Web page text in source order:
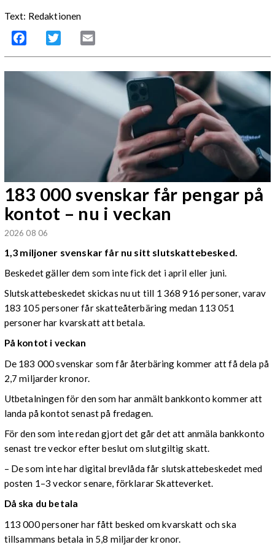
Text: Redaktionen
Facebook Twitter
183 000 svenskar får pengar på
kontot – nu i veckan
2026 08 06
1,3 miljoner svenskar får nu sitt slutskattebesked.
Beskedet gäller dem som inte fick det i april eller juni.
Slutskattebeskedet skickas nu ut till 1 368 916 personer, varav
183 105 personer får skatteåterbäring medan 113 051
personer har kvarskatt att betala.
På kontot i veckan
De 183 000 svenskar som får återbäring kommer att få dela på
2,7 miljarder kronor.
Utbetalningen för den som har anmält bankkonto kommer att
landa på kontot senast på fredagen.
För den som inte redan gjort det går det att anmäla bankkonto
senast tre veckor efter beslut om slutgiltig skatt.
– De som inte har digital brevlåda får slutskattebeskedet med
posten 1–3 veckor senare, förklarar Skatteverket.
Då ska du betala
113 000 personer har fått besked om kvarskatt och ska
tillsammans betala in 5,8 miljarder kronor.